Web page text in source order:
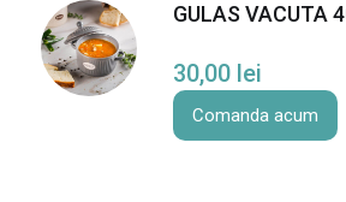
GULAS VACUTA
30,00 lei
Comanda acum